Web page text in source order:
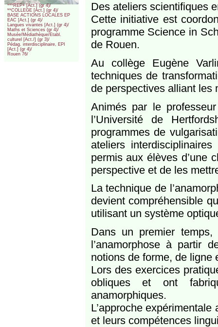
***REP+ [Act.] (gr 4)/
**COLLEGE [Act.] (gr 4)/
BASE ACTIONS LOCALES EP
EAC [Act.] (gr 4)/
Langues vivantes [Act.] (gr 4)/
Maths et Sciences (gr 4)/
Musée/Médiathèque/Etabl.
culturel [Act./] (gr 3)/
Pédag. interdisciplinaire, EPI
[Act.] (gr 4)/
Rouen 76/
Des ateliers scientifiques
Cette initiative est
programme Science in
de Rouen.
Au collège Eugène
techniques de
de perspectives alliant les
Animés par le
l’Université de
programmes de
ateliers
permis aux élèves d’une
perspective et de les
La technique de
devient compréhensible
utilisant un système
Dans un premier
l’anamorphose à partir
notions de forme, de ligne
Lors des exercices
obliques et ont
anamorphiques.
L’approche
et leurs compétences